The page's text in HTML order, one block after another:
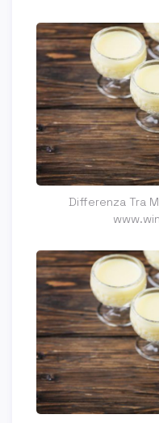
Differenza Tra